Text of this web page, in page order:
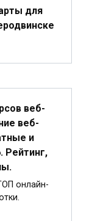
для
веб-
веб-
и
Рейтинг,
онлайн-